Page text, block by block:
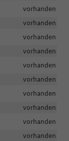
vorhanden
vorhanden
vorhanden
vorhanden
vorhanden
vorhanden
vorhanden
vorhanden
vorhanden
vorhanden